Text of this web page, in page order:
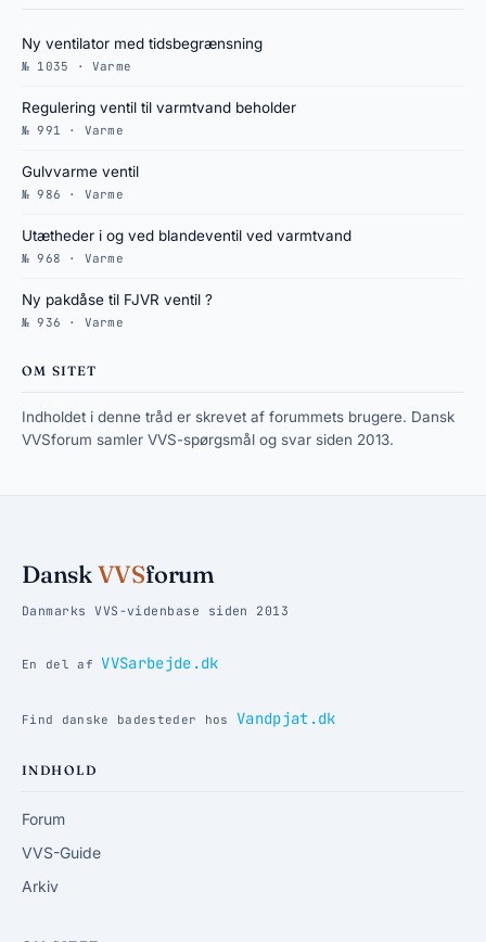
Ny ventilator med tidsbegrænsning
№ 1035 · Varme
Regulering ventil til varmtvand beholder
№ 991 · Varme
Gulvvarme ventil
№ 986 · Varme
Utætheder i og ved blandeventil ved varmtvand
№ 968 · Varme
Ny pakdåse til FJVR ventil ?
№ 936 · Varme
OM SITET
Indholdet i denne tråd er skrevet af forummets brugere. Dansk
VVSforum samler VVS-spørgsmål og svar siden 2013.
DanskVVSforum
Danmarks VVS-videnbase siden 2013
En del af VVSarbejde.dk
Find danske badesteder hos Vandpjat.dk
INDHOLD
Forum
VVS-Guide
Arkiv